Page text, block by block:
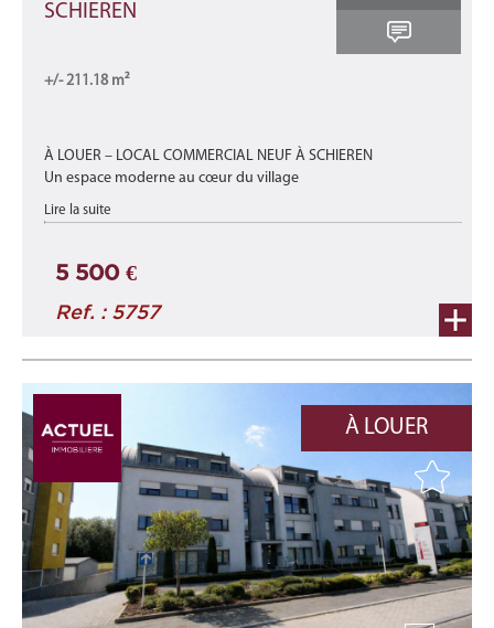
SCHIEREN
+/- 211.18 m²
À LOUER – LOCAL COMMERCIAL NEUF À SCHIEREN
Un espace moderne au cœur du village
Implanté au rez-de-chaussée de la nouvelle résidence « Duerf
Lire la suite
5 500 €
Ref. : 5757
À LOUER